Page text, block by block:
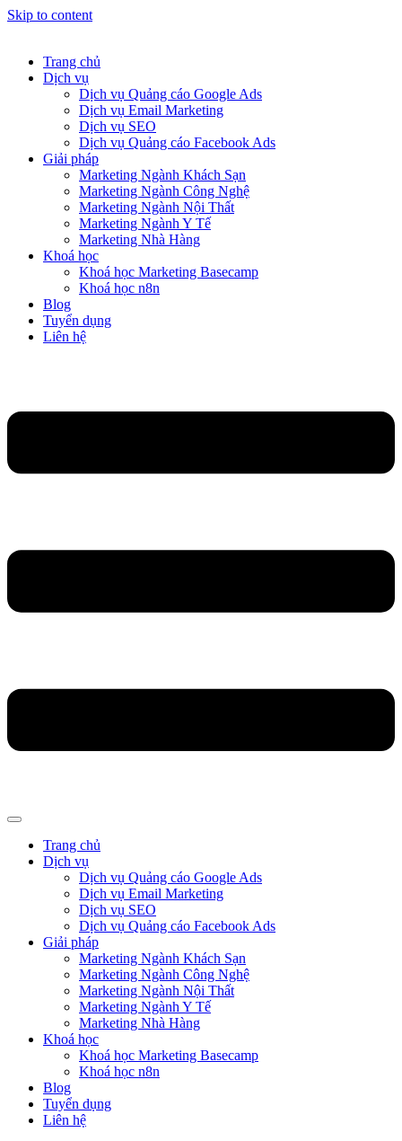
Skip to content
Trang chủ
Dịch vụ
Dịch vụ Quảng cáo Google Ads
Dịch vụ Email Marketing
Dịch vụ SEO
Dịch vụ Quảng cáo Facebook Ads
Giải pháp
Marketing Ngành Khách Sạn
Marketing Ngành Công Nghệ
Marketing Ngành Nội Thất
Marketing Ngành Y Tế
Marketing Nhà Hàng
Khoá học
Khoá học Marketing Basecamp
Khoá học n8n
Blog
Tuyển dụng
Liên hệ
Trang chủ
Dịch vụ
Dịch vụ Quảng cáo Google Ads
Dịch vụ Email Marketing
Dịch vụ SEO
Dịch vụ Quảng cáo Facebook Ads
Giải pháp
Marketing Ngành Khách Sạn
Marketing Ngành Công Nghệ
Marketing Ngành Nội Thất
Marketing Ngành Y Tế
Marketing Nhà Hàng
Khoá học
Khoá học Marketing Basecamp
Khoá học n8n
Blog
Tuyển dụng
Liên hệ